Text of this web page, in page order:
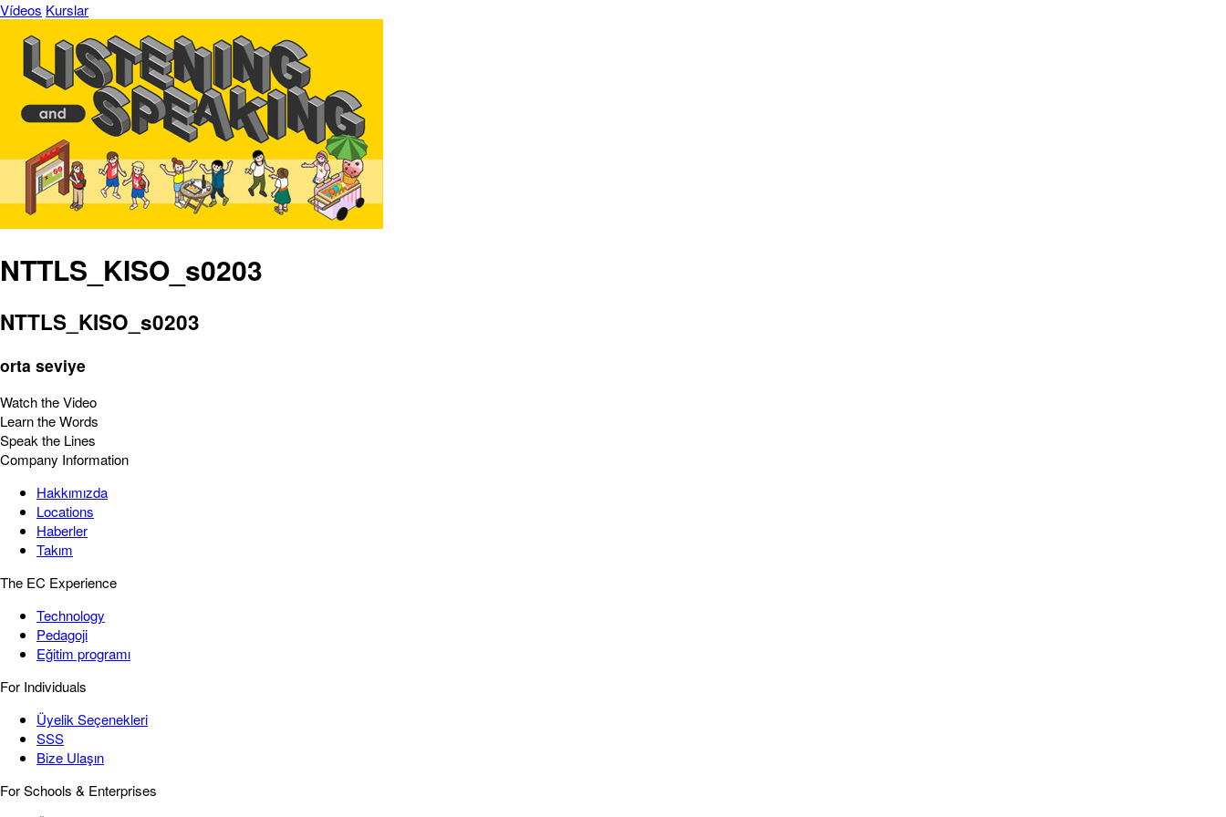
Vídeos Kurslar
NTTLS_KISO_s0203
NTTLS_KISO_s0203
orta seviye
Watch the Video
Learn the Words
Speak the Lines
Company Information
Hakkımızda
Locations
Haberler
Takım
The EC Experience
Technology
Pedagoji
Eğitim programı
For Individuals
Üyelik Seçenekleri
SSS
Bize Ulaşın
For Schools & Enterprises